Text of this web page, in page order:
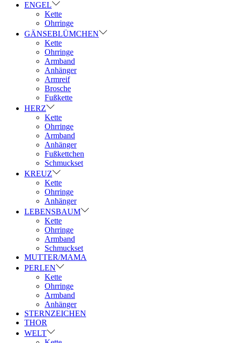
ENGEL
Kette
Ohrringe
GÄNSEBLÜMCHEN
Kette
Ohrringe
Armband
Anhänger
Armreif
Brosche
Fußkette
HERZ
Kette
Ohrringe
Armband
Anhänger
Fußkettchen
Schmuckset
KREUZ
Kette
Ohrringe
Anhänger
LEBENSBAUM
Kette
Ohrringe
Armband
Schmuckset
MUTTER/MAMA
PERLEN
Kette
Ohrringe
Armband
Anhänger
STERNZEICHEN
THOR
WELT